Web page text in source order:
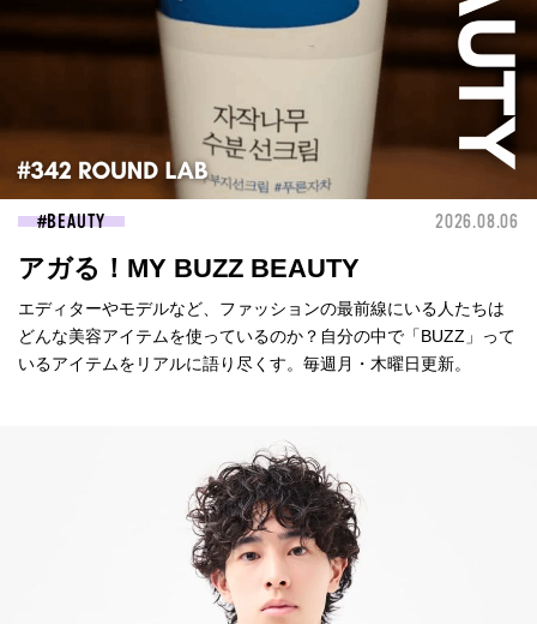
BEAUTY 2026.08.06
アガる！MY BUZZ BEAUTY
エディターやモデルなど、ファッションの最前線にいる人たちは
どんな美容アイテムを使っているのか？自分の中で「BUZZ」って
いるアイテムをリアルに語り尽くす。毎週月・木曜日更新。